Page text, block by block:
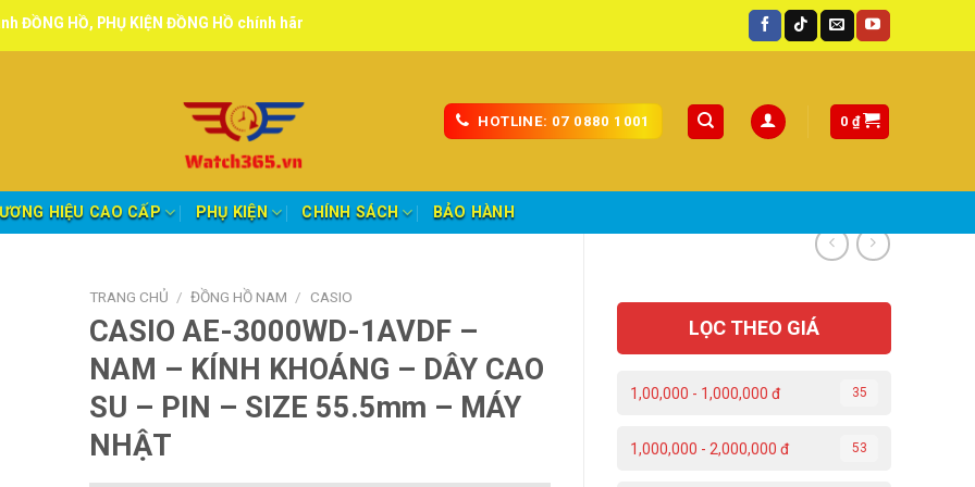
PHỤ KIỆN ĐỒNG HỒ chính hãng, tuyển đại lý, CTV giao hàng toàn quốc.
HOTLINE: 07 0880 1001 0 ₫
HIỆU CAO CẤP PHỤ KIỆN CHÍNH SÁCH BẢO HÀNH
LỌC THEO GIÁ
1,00,000 - 1,000,000 đ 35
1,000,000 - 2,000,000 đ 53
TRANG CHỦ / ĐỒNG HỒ NAM / CASIO
CASIO AE-3000WD-1AVDF –
NAM – KÍNH KHOÁNG – DÂY CAO
SU – PIN – SIZE 55.5mm – MÁY
NHẬT